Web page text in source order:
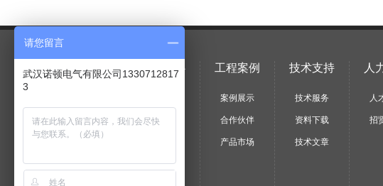
关于我们
文化理念
组织机构
产品中心
厂家选型
承修承试
工程案例
案例展示
合作伙伴
产品市场
技术支持
技术服务
资料下载
技术文章
人
人
招
请您留言
武汉诺顿电气有限公司1330712817
3